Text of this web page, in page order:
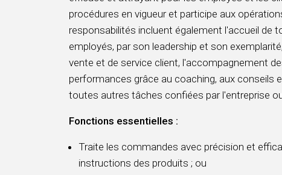
procédures en vigueur et participe aux
responsabilités incluent également l'accueil de
employés, par son leadership et son
vente et de service client, l'accompagnement
performances grâce au coaching, aux conseils
toutes autres tâches confiées par l'entreprise
Fonctions essentielles :
Traite les commandes avec précision et
instructions des produits ; ou